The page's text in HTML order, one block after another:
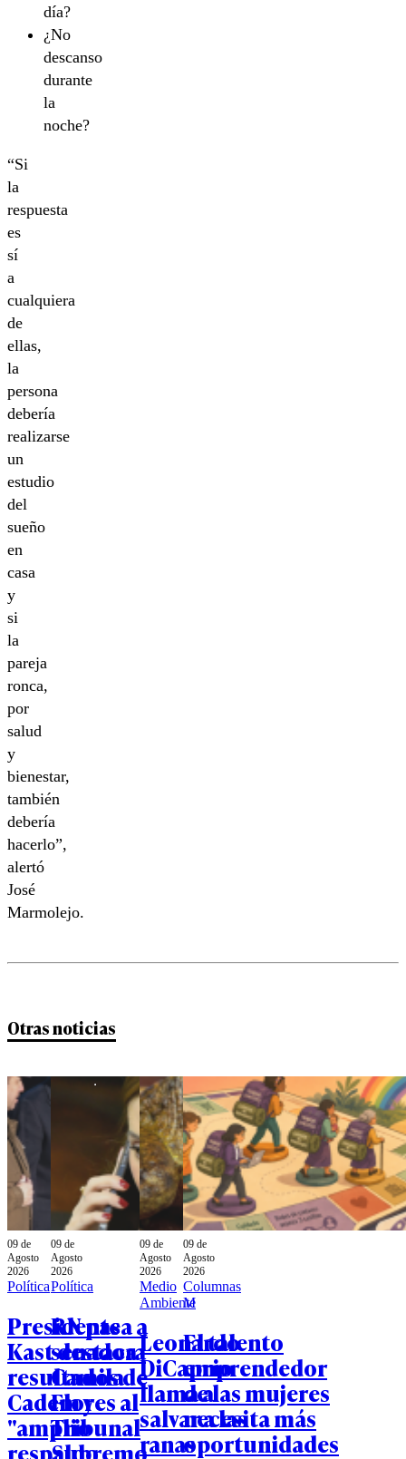
día?
¿No
descanso
durante
la
noche?
“Si
la
respuesta
es
sí
a
cualquiera
de
ellas,
la
persona
debería
realizarse
un
estudio
del
sueño
en
casa
y
si
la
pareja
ronca,
por
salud
y
bienestar,
también
debería
hacerlo”,
alertó
José
Marmolejo.
Otras noticias
09 de
Agosto
2026
Política
Presidente
Kast destaca
resultados de
Cadem y
"amplio
respaldo
09 de
Agosto
2026
Política
RN pasa a
senadora
Camila
Flores al
Tribunal
Supremo
09 de
Agosto
2026
Medio
Ambiente
Leonardo
DiCaprio
llama a
salvar a las
ranas
09 de
Agosto
2026
Columnas
M
El talento
emprendedor
de las mujeres
necesita más
oportunidades